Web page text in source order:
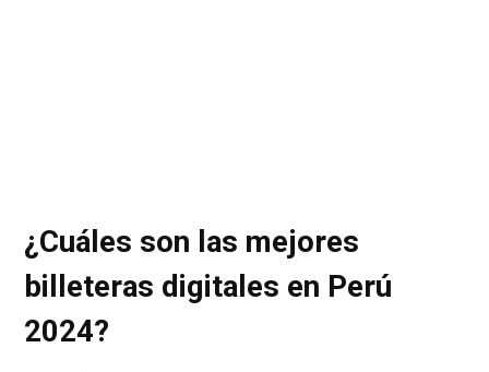
¿Cuáles son las mejores
billeteras digitales en Perú
2024?